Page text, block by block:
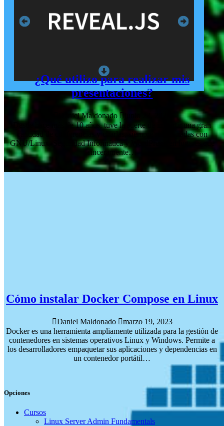
¿Qué utilizo para realizar mis
presentaciones?
Daniel Maldonado
Desde hace más de 10 años, tuve la suerte de impartir una gran
cantidad de conferencias y charlas, siempre relacionadas con
GNU/Linux, Seguridad Informática y WordPress, en lugares que
sinceramente…
Cómo instalar Docker Compose en Linux
Daniel Maldonado
marzo 19, 2023
Docker es una herramienta ampliamente utilizada para la gestión de
contenedores en sistemas operativos Linux y Windows. Permite a
los desarrolladores empaquetar sus aplicaciones y dependencias en
un contenedor portátil…
Opciones
Cursos
Linux Server Admin Fundamentals